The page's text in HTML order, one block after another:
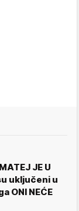
JE U
uključeni u
ONI NEĆE